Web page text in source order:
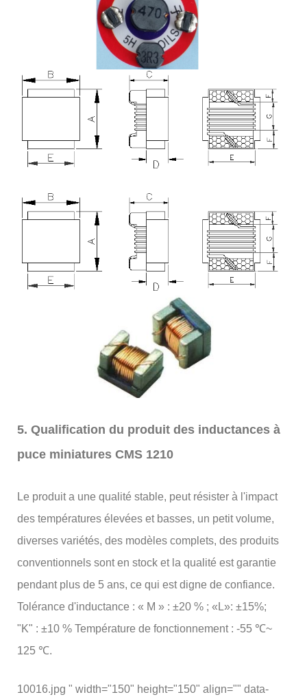
5. Qualification du produit des inductances à
puce miniatures CMS 1210
Le produit a une qualité stable, peut résister à l'impact
des températures élevées et basses, un petit volume,
diverses variétés, des modèles complets, des produits
conventionnels sont en stock et la qualité est garantie
pendant plus de 5 ans, ce qui est digne de confiance.
Tolérance d'inductance : « M » : ±20 % ; «L»: ±15%;
"K" : ±10 % Température de fonctionnement : -55 ℃~
125 ℃.
10016.jpg " width="150" height="150" align="" data-